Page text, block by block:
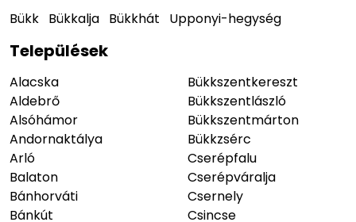
Bükk Bükkalja Bükkhát Upponyi-hegység
Települések
Alacska
Aldebrő
Alsóhámor
Andornaktálya
Arló
Balaton
Bánhorváti
Bánkút
Bükkszentkereszt
Bükkszentlászló
Bükkszentmárton
Bükkzsérc
Cserépfalu
Cserépváralja
Csernely
Csincse